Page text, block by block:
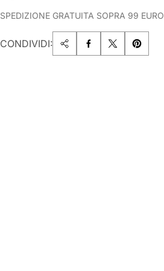
SPEDIZIONE GRATUITA SOPRA 99 EURO
CONDIVIDI: